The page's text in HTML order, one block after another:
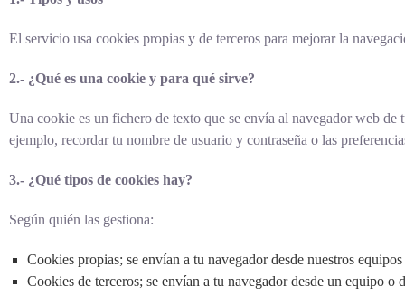
El servicio usa cookies propias y de terceros para mejorar la
2.- ¿Qué es una cookie y para qué sirve?
Una cookie es un fichero de texto que se envía al navegador web
ejemplo, recordar tu nombre de usuario y contraseña o las
3.- ¿Qué tipos de cookies hay?
Según quién las gestiona:
Cookies propias; se envían a tu navegador desde nuestros
Cookies de terceros; se envían a tu navegador desde un equipo